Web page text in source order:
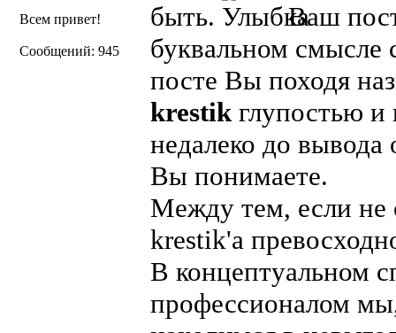
Всем привет!
Сообщений: 945
быть.
Ваш пост
буквальном смысле
посте Вы походя
krestikглупостью и
недалеко до вывода
Вы понимаете.
Между тем, если не
krestik'а
В концептуальном
профессионалом